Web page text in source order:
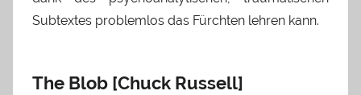
Subtextes problemlos das Fürchten lehren kann.
The Blob [Chuck Russell]